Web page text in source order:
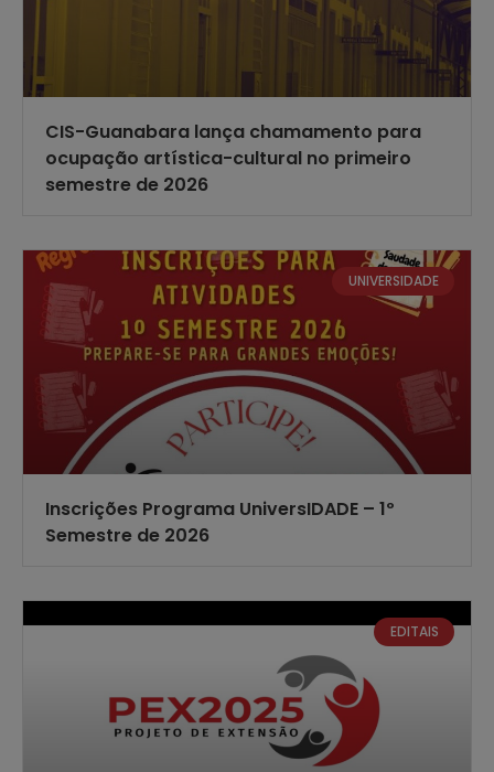
CIS-Guanabara lança chamamento para
ocupação artística-cultural no primeiro
semestre de 2026
UNIVERSIDADE
Inscrições Programa UniversIDADE – 1º
Semestre de 2026
EDITAIS